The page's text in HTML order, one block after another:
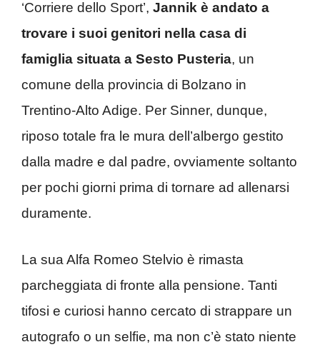
‘Corriere dello Sport’, Jannik è andato a
trovare i suoi genitori nella casa di
famiglia situata a Sesto Pusteria, un
comune della provincia di Bolzano in
Trentino-Alto Adige. Per Sinner, dunque,
riposo totale fra le mura dell’albergo gestito
dalla madre e dal padre, ovviamente soltanto
per pochi giorni prima di tornare ad allenarsi
duramente.
La sua Alfa Romeo Stelvio è rimasta
parcheggiata di fronte alla pensione. Tanti
tifosi e curiosi hanno cercato di strappare un
autografo o un selfie, ma non c’è stato niente